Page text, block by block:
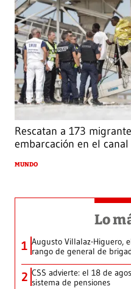
Rescatan a 173
embarcación en el
MUNDO
Lo
1 Augusto Villalaz-Higuero,
rango de general de
2 CSS advierte: el 18 de
sistema de pensiones